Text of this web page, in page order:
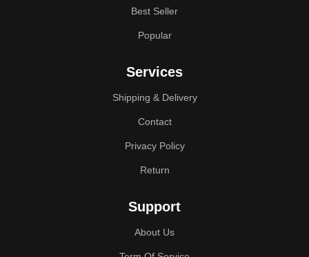
Best Seller
Popular
Services
Shipping & Delivery
Contact
Privacy Policy
Return
Support
About Us